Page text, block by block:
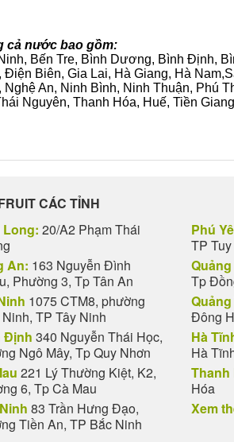
cả nước bao gồm:
Bến Tre, Bình Dương, Bình Định,
Biên, Gia Lai, Hà Giang, Hà
An, Ninh Bình, Ninh Thuận, Phú
Nguyên, Thanh Hóa, Huế, Tiền
CÁC TỈNH
20/A2 Phạm Thái
An: 163 Nguyễn Đình
Phường 3, Tp Tân An
1075 CTM8, phường
TP Tây Ninh
Định 340 Nguyễn Thái Học,
Ngô Mây, Tp Quy Nhơn
221 Lý Thường Kiệt, K2,
6, Tp Cà Mau
83 Trần Hưng Đạo,
Tiền An, TP Bắc Ninh
Phú
TP
Tp
Đông
Hà
Hà
Thanh
Hóa
Xem